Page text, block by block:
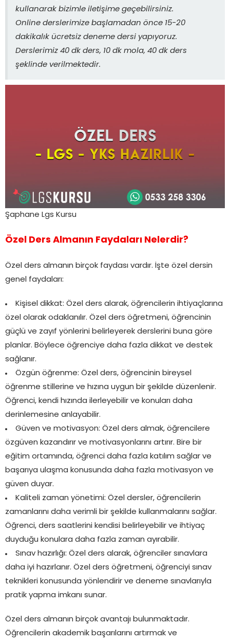
kullanarak bizimle iletişime geçebilirsiniz.
Online derslerimize başlamadan önce 15-20
dakikalık ücretsiz deneme dersi yapıyoruz.
Derslerimiz 40 dk ders, 10 dk mola, 40 dk ders
şeklinde verilmektedir.
Şaphane Lgs Kursu
Özel Ders Almanın Faydaları Nelerdir?
Özel ders almanın birçok faydası vardır. İşte özel dersin
genel faydaları:
Kişisel dikkat: Özel ders alarak, öğrencilerin ihtiyaçlarına
özel olarak odaklanılır. Özel ders öğretmeni, öğrencinin
güçlü ve zayıf yönlerini belirleyerek derslerini buna göre
planlar. Böylece öğrenciye daha fazla dikkat ve destek
sağlanır.
Özgün öğrenme: Özel ders, öğrencinin bireysel
öğrenme stillerine ve hızına uygun bir şekilde düzenlenir.
Öğrenci, kendi hızında ilerleyebilir ve konuları daha
derinlemesine anlayabilir.
Güven ve motivasyon: Özel ders almak, öğrencilere
özgüven kazandırır ve motivasyonlarını artırır. Bire bir
eğitim ortamında, öğrenci daha fazla katılım sağlar ve
başarıya ulaşma konusunda daha fazla motivasyon ve
güven duyar.
Kaliteli zaman yönetimi: Özel dersler, öğrencilerin
zamanlarını daha verimli bir şekilde kullanmalarını sağlar.
Öğrenci, ders saatlerini kendisi belirleyebilir ve ihtiyaç
duyduğu konulara daha fazla zaman ayırabilir.
Sınav hazırlığı: Özel ders alarak, öğrenciler sınavlara
daha iyi hazırlanır. Özel ders öğretmeni, öğrenciyi sınav
teknikleri konusunda yönlendirir ve deneme sınavlarıyla
pratik yapma imkanı sunar.
Özel ders almanın birçok avantajı bulunmaktadır.
Öğrencilerin akademik başarılarını artırmak ve